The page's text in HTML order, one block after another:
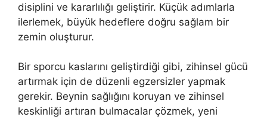
disiplini ve kararlılığı geliştirir. Küçük adımlarla
ilerlemek, büyük hedeflere doğru sağlam bir
zemin oluşturur.
Bir sporcu kaslarını geliştirdiği gibi, zihinsel gücü
artırmak için de düzenli egzersizler yapmak
gerekir. Beynin sağlığını koruyan ve zihinsel
keskinliği artıran bulmacalar çözmek, yeni